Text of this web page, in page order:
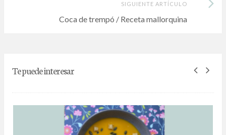
SIGUIENTE ARTÍCULO
Coca de trempó / Receta mallorquina
Siguiente
Te puede interesar